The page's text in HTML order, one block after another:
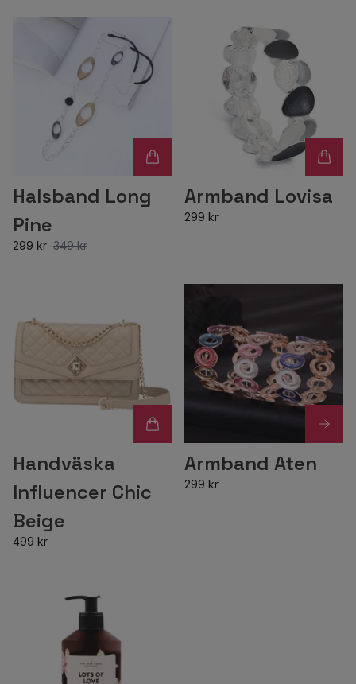
Halsband Long
Pine
299 kr 349 kr
Armband Lovisa
299 kr
Handväska
Influencer Chic
Beige
499 kr
Armband Aten
299 kr